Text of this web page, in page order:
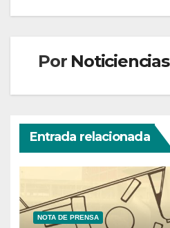
Por Noticiencias
Entrada relacionada
NOTA DE PRENSA